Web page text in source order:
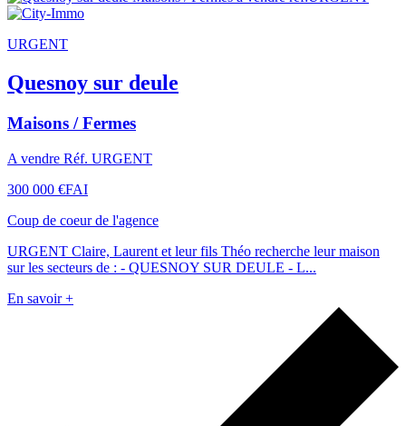
URGENT
Quesnoy sur deule
Maisons / Fermes
A vendre Réf. URGENT
300 000 €FAI
Coup de coeur de l'agence
URGENT Claire, Laurent et leur fils Théo recherche leur maison
sur les secteurs de : - QUESNOY SUR DEULE - L...
En savoir +